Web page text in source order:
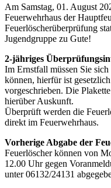
Am Samstag, 01. August
Feuerwehrhaus der
Feuerlöscherüberprüfung
Jugendgruppe zu Gute!
2-jähriges
Im Ernstfall müssen Sie
können, hierfür ist
vorgeschrieben. Die
hierüber Auskunft.
Überprüft werden die
direkt im Feuerwehrhaus.
Vorherige Abgabe der
Feuerlöscher können von
12.00 Uhr gegen
unter 06132/24131